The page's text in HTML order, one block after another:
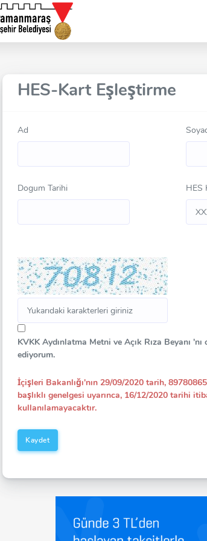
HES-Kart Eşleştirme
Ad
Dogum Tarihi HES
KVKK Aydınlatma Metni ve Açık Rıza Beyanı
ediyorum.
İçişleri Bakanlığı'nın 29/09/2020 tarih,
başlıklı genelgesi uyarınca, 16/12/2020 tarihi
kullanılamayacaktır.